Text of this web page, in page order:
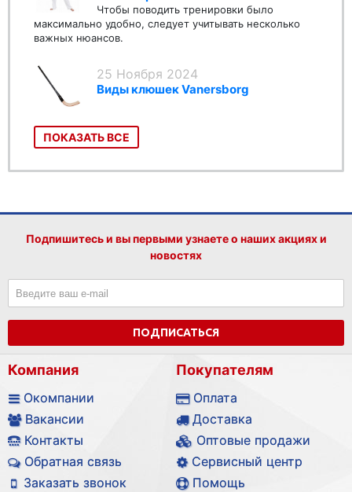
Чтобы поводить тренировки было
максимально удобно, следует учитывать несколько
важных нюансов.
25 Ноября 2024
Виды клюшек Vanersborg
ПОКАЗАТЬ ВСЕ
Подпишитесь и вы первыми узнаете о наших акциях и
новостях
ПОДПИСАТЬСЯ
Компания
Окомпании
Вакансии
Контакты
Обратная связь
Заказать звонок
Покупателям
Оплата
Доставка
Оптовые продажи
Сервисный центр
Помощь